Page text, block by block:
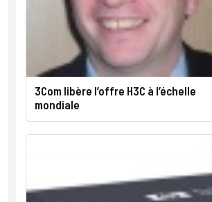
3Com libère l’offre H3C à l’échelle
mondiale